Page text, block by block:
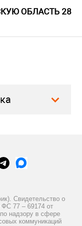
ОБЛАСТЬ 28
Свидетельство о
77 – 69174 от
надзору в сфере
коммуникаций